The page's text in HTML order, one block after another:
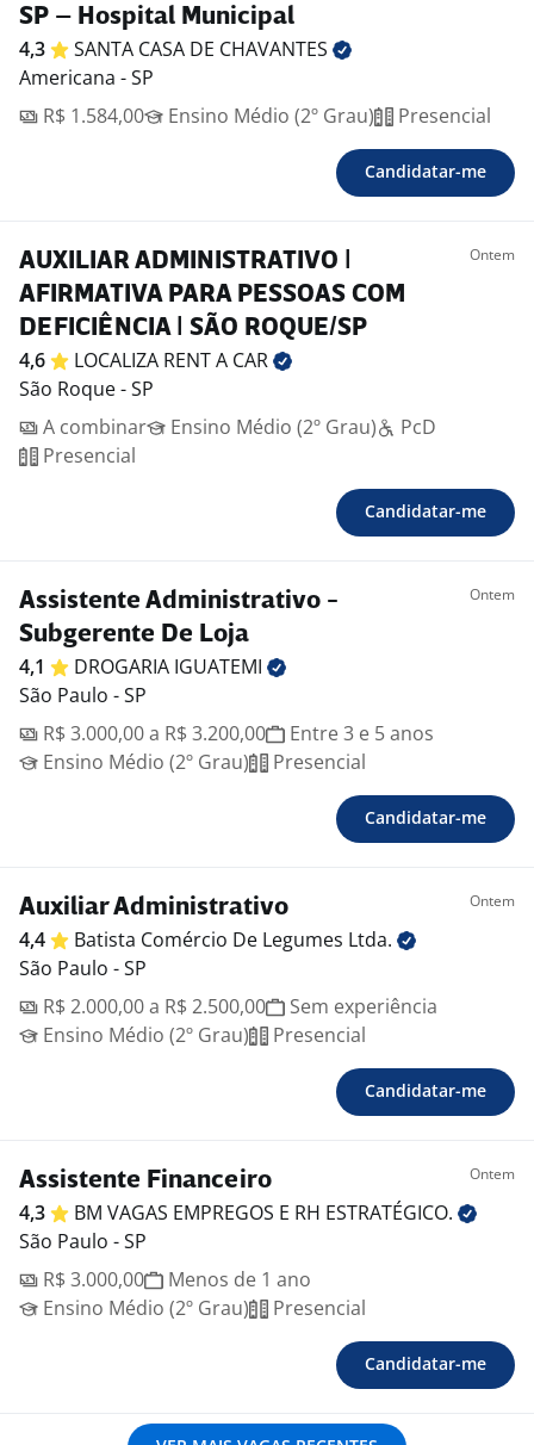
SP – Hospital Municipal
4,3 SANTA CASA DE CHAVANTES
Americana - SP
R$ 1.584,00
Ensino Médio (2º Grau) Presencial
Candidatar-me
AUXILIAR ADMINISTRATIVO |
AFIRMATIVA PARA PESSOAS COM
DEFICIÊNCIA | SÃO ROQUE/SP
Ontem
4,6 LOCALIZA RENT A CAR
São Roque - SP
A combinar
Ensino Médio (2º Grau)
PcD
Presencial
Candidatar-me
Assistente Administrativo -
Subgerente De Loja
Ontem
4,1 DROGARIA IGUATEMI
São Paulo - SP
R$ 3.000,00 a R$ 3.200,00
Entre 3 e 5 anos
Ensino Médio (2º Grau)
Presencial
Candidatar-me
Auxiliar Administrativo Ontem
4,4 Batista Comércio De Legumes Ltda.
São Paulo - SP
R$ 2.000,00 a R$ 2.500,00
Sem experiência
Ensino Médio (2º Grau)
Presencial
Candidatar-me
Assistente Financeiro Ontem
4,3 BM VAGAS EMPREGOS E RH ESTRATÉGICO.
São Paulo - SP
R$ 3.000,00
Menos de 1 ano
Ensino Médio (2º Grau)
Presencial
Candidatar-me